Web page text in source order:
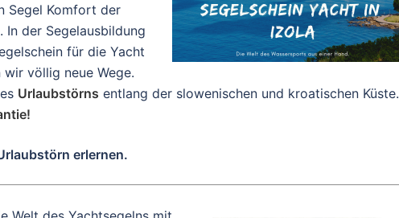
Segel Komfort der
In der Segelausbildung
für die Yacht
wir völlig neue Wege.
Urlaubstörns entlang der slowenischen und kroatischen Küste.
erlernen.